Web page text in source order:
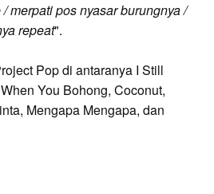
merpati pos nyasar burungnya /
repeat".
Pop di antaranya I Still
You Bohong, Coconut,
Mengapa Mengapa, dan